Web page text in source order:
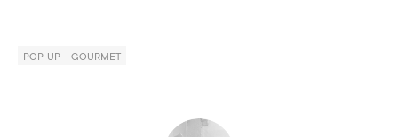
POP-UP GOURMET